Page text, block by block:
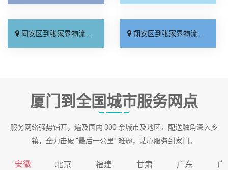
同安区到张家界物流专线_托运省心「全程无虑」 翔安区到张家界物流专线_多少公里「费用多少」
厦门到全国城市服务网点
服务网络强势铺开，遍及国内 300 余城市及地区，配送触角深入乡
镇，全力击破 “最后一公里” 难题，贴心服务到家门。
安徽 北京 福建 甘肃 广东 广